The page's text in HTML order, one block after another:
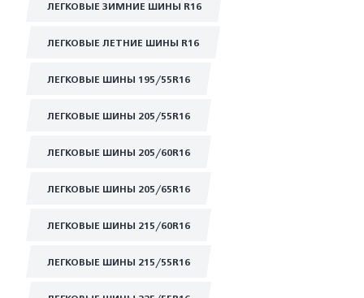
ЛЕГКОВЫЕ ЗИМНИЕ ШИНЫ R16
ЛЕГКОВЫЕ ЛЕТНИЕ ШИНЫ R16
ЛЕГКОВЫЕ ШИНЫ 195/55R16
ЛЕГКОВЫЕ ШИНЫ 205/55R16
ЛЕГКОВЫЕ ШИНЫ 205/60R16
ЛЕГКОВЫЕ ШИНЫ 205/65R16
ЛЕГКОВЫЕ ШИНЫ 215/60R16
ЛЕГКОВЫЕ ШИНЫ 215/55R16